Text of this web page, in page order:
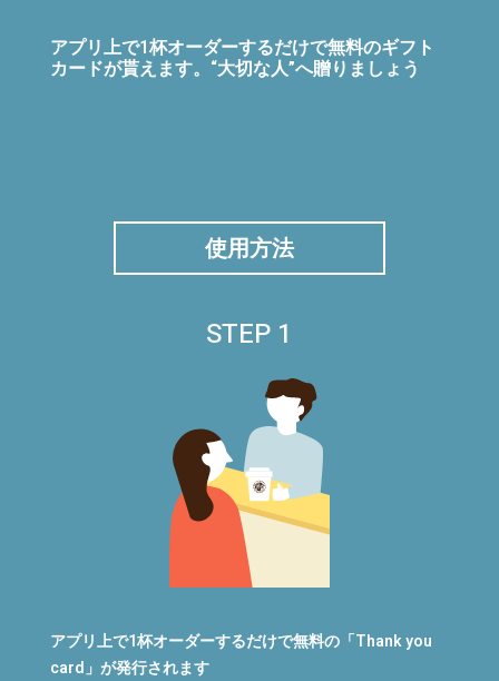
アプリ上で1杯オーダーするだけで無料のギフト
カードが貰えます。“大切な人”へ贈りましょう
使用方法
STEP 1
アプリ上で1杯オーダーするだけで無料の「Thank you
card」が発行されます